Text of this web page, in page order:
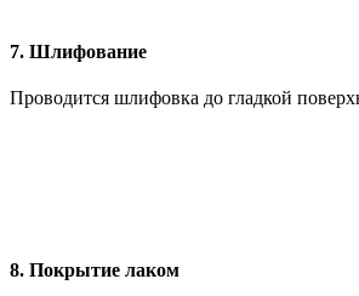
7. Шлифование
Проводится шлифовка до гладкой
8. Покрытие лаком